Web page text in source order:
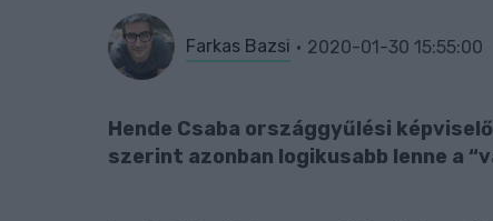
Farkas Bazsi 2020-01-30 15:55:00
Hende Csaba országgyűlési
szerint azonban logikusabb lenne a